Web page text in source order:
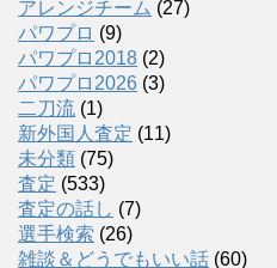
アレンジチーム (27)
パワプロ (9)
パワプロ2018 (2)
パワプロ2026 (3)
二刀流 (1)
新外国人査定 (11)
未分類 (75)
査定 (533)
査定の話し (7)
選手検索 (26)
雑談＆どうでもいい話 (60)